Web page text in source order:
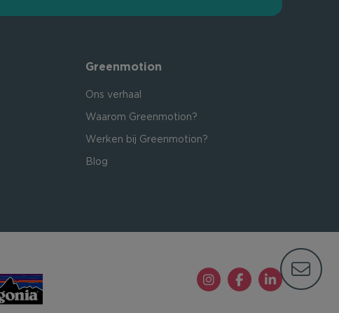
Greenmotion
Ons verhaal
Waarom Greenmotion?
Werken bij Greenmotion?
Blog